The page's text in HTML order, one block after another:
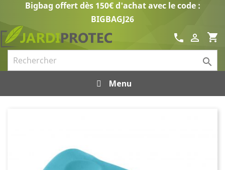
Bigbag offert dès 150€ d'achat avec le code :
BIGBAGJ26
shopping_cart

call

Menu